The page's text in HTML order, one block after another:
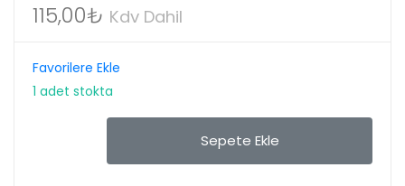
115,00₺ Kdv Dahil
Favorilere Ekle
1 adet stokta
Sepete Ekle